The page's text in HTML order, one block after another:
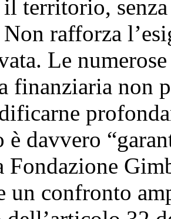
il territorio,
Non rafforza
Le
finanziaria non
è davvero
Fondazione
un confronto